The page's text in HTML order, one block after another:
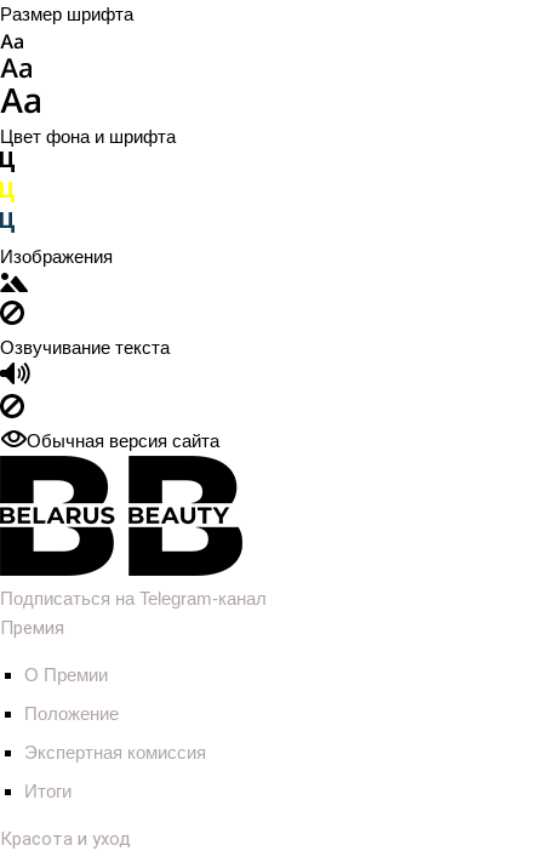
Размер шрифта
Цвет фона и шрифта
Изображения
Озвучивание текста
Обычная версия сайта
Подписаться на Telegram-канал
Премия
О Премии
Положение
Экспертная комиссия
Итоги
Красота и уход